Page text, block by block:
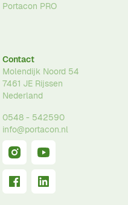
Portacon PRO
Contact
Molendijk Noord 54
7461 JE Rijssen
Nederland
0548 - 542590
info@portacon.nl